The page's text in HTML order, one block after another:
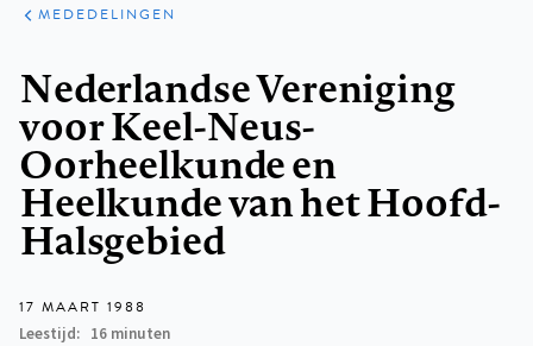
ARTIKELEN
VARIA
MEDEDELINGEN
Nederlandse Vereniging
voor Keel-Neus-
Oorheelkunde en
Heelkunde van het Hoofd-
Halsgebied
17 MAART 1988
Leestijd
16 minuten